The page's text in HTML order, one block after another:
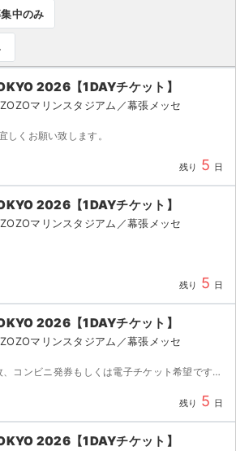
内）
中のみ
2026【1DAYチケット】
マリンスタジアム／幕張メッセ
しくお願い致します。
残り 5 日
2026【1DAYチケット】
マリンスタジアム／幕張メッセ
残り 5 日
2026【1DAYチケット】
マリンスタジアム／幕張メッセ
SUMMER SONIC14日2枚、コンビニ発券もしくは電子チケット希望です。 迅速なご対応させていただきます。 どうぞよろしくお願いいたします。
残り 5 日
2026【1DAYチケット】